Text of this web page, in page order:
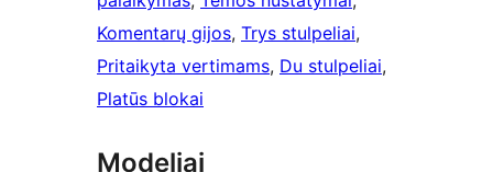
Komentarų gijos, Trys stulpeliai
Pritaikyta vertimams, Du stulpeliai
Platūs blokai
Modeliai